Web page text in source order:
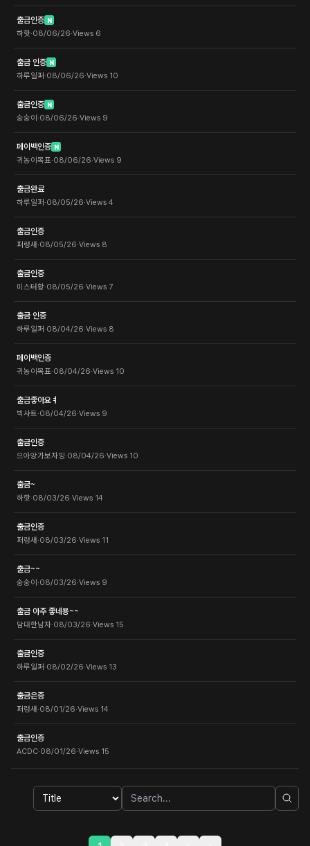
출금인증 N
하핫·08/06/26·Views 6
출금 인증 N
하루일퍼·08/06/26·Views 10
출금인증 N
숭숭이·08/06/26·Views 9
페이백인증 N
귀농이목표·08/06/26·Views 9
출금완료
하루일퍼·08/05/26·Views 4
출금인증
퍼렁새 ·08/05/26·Views 8
출금인증
미스터황·08/05/26·Views 7
출금 인증
하루일퍼·08/04/26·Views 8
페이백인증
귀농이목표·08/04/26·Views 10
출금좋아요ㅕ
빅샤트·08/04/26·Views 9
출금인증
으아앙가보자잉·08/04/26·Views 10
출금~
하핫·08/03/26·Views 14
출금인증
퍼렁새 ·08/03/26·Views 11
출금~~
숭숭이·08/03/26·Views 9
출금 아주 좋네용~~
담대한남자·08/03/26·Views 15
출금인증
하루일퍼·08/02/26·Views 13
출금은증
퍼렁새 ·08/01/26·Views 14
출금인증
ACDC·08/01/26·Views 15